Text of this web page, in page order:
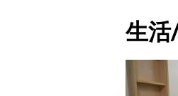
生活